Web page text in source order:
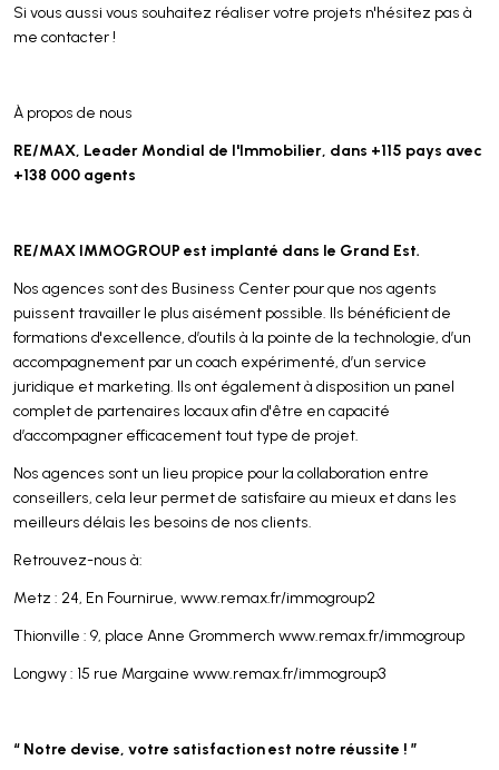
Si vous aussi vous souhaitez réaliser votre projets n'hésitez pas à
me contacter !
À propos de nous
RE/MAX, Leader Mondial de l'Immobilier, dans +115 pays avec
+138 000 agents
RE/MAX IMMOGROUP est implanté dans le Grand Est.
Nos agences sont des Business Center pour que nos agents
puissent travailler le plus aisément possible. Ils bénéficient de
formations d'excellence, d’outils à la pointe de la technologie, d’un
accompagnement par un coach expérimenté, d’un service
juridique et marketing. Ils ont également à disposition un panel
complet de partenaires locaux afin d'être en capacité
d’accompagner efficacement tout type de projet.
Nos agences sont un lieu propice pour la collaboration entre
conseillers, cela leur permet de satisfaire au mieux et dans les
meilleurs délais les besoins de nos clients.
Retrouvez-nous à:
Metz : 24, En Fournirue, www.remax.fr/immogroup2
Thionville : 9, place Anne Grommerch www.remax.fr/immogroup
Longwy : 15 rue Margaine www.remax.fr/immogroup3
“ Notre devise, votre satisfaction est notre réussite ! ”